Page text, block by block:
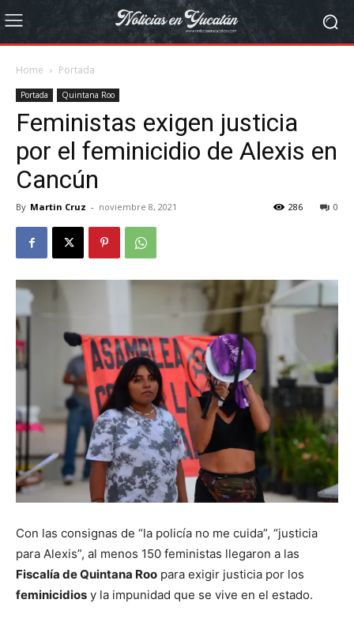
Home Portada
Portada Quintana Roo
Feministas exigen justicia
por el feminicidio de Alexis en
Cancún
By Martin Cruz - noviembre 8, 2021 0
286
Con las consignas de “la policía no me cuida”, “justicia
para Alexis”, al menos 150 feministas llegaron a las
Fiscalía de Quintana Roo para exigir justicia por los
feminicidios y la impunidad que se vive en el estado.